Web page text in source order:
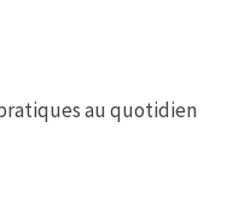
au quotidien